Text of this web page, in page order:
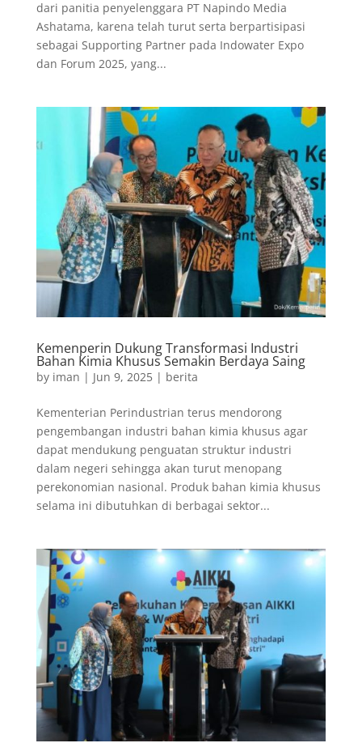
dari panitia penyelenggara PT Napindo Media
Ashatama, karena telah turut serta berpartisipasi
sebagai Supporting Partner pada Indowater Expo
dan Forum 2025, yang...
Kemenperin Dukung Transformasi Industri
Bahan Kimia Khusus Semakin Berdaya Saing
by iman | Jun 9, 2025| berita
Kementerian Perindustrian terus mendorong
pengembangan industri bahan kimia khusus agar
dapat mendukung penguatan struktur industri
dalam negeri sehingga akan turut menopang
perekonomian nasional. Produk bahan kimia khusus
selama ini dibutuhkan di berbagai sektor...